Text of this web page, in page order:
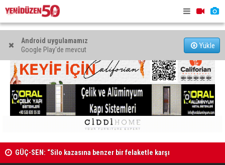
Android uygulamamız
Google Play'de mevcut
Yükle
GÜÇ-SEN: “Silo kazasına benzer bir felaketle karşı